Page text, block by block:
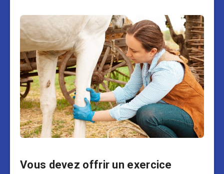
Vous devez offrir un exercice